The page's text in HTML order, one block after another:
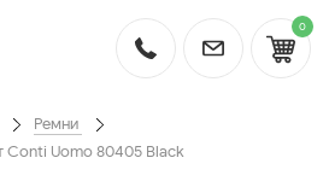
0
Ремни
Conti Uomo 80405 Black